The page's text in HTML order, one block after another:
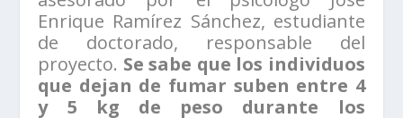
Enrique Ramírez Sánchez, estudiante
de doctorado, responsable del
proyecto. Se sabe que los individuos
que dejan de fumar suben entre 4
y 5 kg de peso durante los